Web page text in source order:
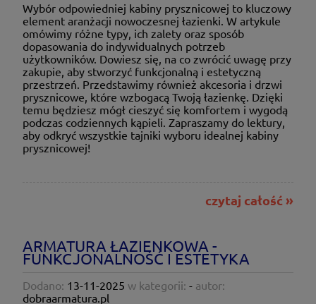
Wybór odpowiedniej kabiny prysznicowej to kluczowy
element aranżacji nowoczesnej łazienki. W artykule
omówimy różne typy, ich zalety oraz sposób
dopasowania do indywidualnych potrzeb
użytkowników. Dowiesz się, na co zwrócić uwagę przy
zakupie, aby stworzyć funkcjonalną i estetyczną
przestrzeń. Przedstawimy również akcesoria i drzwi
prysznicowe, które wzbogacą Twoją łazienkę. Dzięki
temu będziesz mógł cieszyć się komfortem i wygodą
podczas codziennych kąpieli. Zapraszamy do lektury,
aby odkryć wszystkie tajniki wyboru idealnej kabiny
prysznicowej!
czytaj całość »
ARMATURA ŁAZIENKOWA -
FUNKCJONALNOŚĆ I ESTETYKA
Dodano: 13-11-2025 w kategorii: - autor:
dobraarmatura.pl